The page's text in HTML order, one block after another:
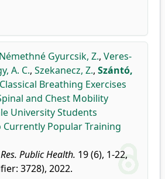
Némethné Gyurcsik, Z., Veres-
A. C., Szekanecz, Z., Szántó,
Breathing Exercises
and Chest Mobility
University Students
Currently Popular Training
Public Health. 19 (6), 1-22,
3728), 2022.